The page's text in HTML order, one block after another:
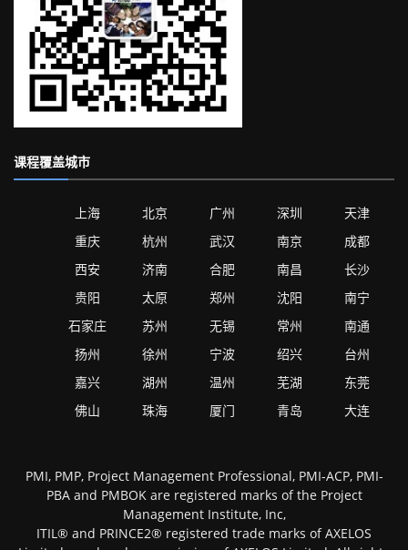
课程覆盖城市
上海 北京 广州 深圳
天津
重庆
杭州 武汉 南京
成都
西安
济南 合肥 南昌
长沙
贵阳
太原 郑州 沈阳
南宁
石家庄
苏州 无锡 常州
南通
扬州
徐州 宁波 绍兴
台州
嘉兴
湖州 温州 芜湖
东莞
佛山
珠海 厦门 青岛 大连
PMI, PMP, Project Management Professional, PMI-ACP, PMI-
PBA and PMBOK are registered marks of the Project
Management Institute, Inc,
ITIL® and PRINCE2® registered trade marks of AXELOS